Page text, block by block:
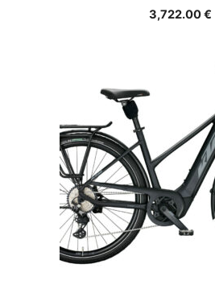
3,722.00€